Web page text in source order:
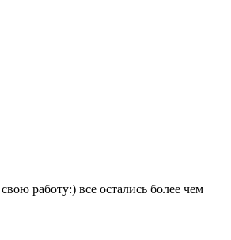
работу:) все остались более чем